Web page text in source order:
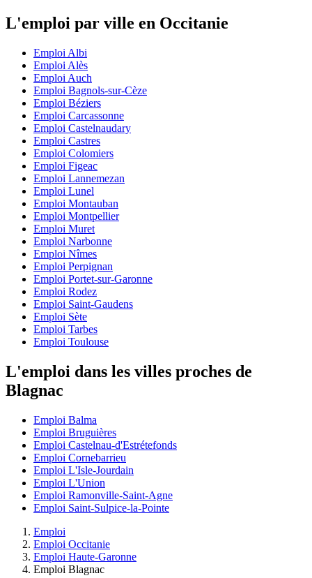
L'emploi par ville en Occitanie
Emploi Albi
Emploi Alès
Emploi Auch
Emploi Bagnols-sur-Cèze
Emploi Béziers
Emploi Carcassonne
Emploi Castelnaudary
Emploi Castres
Emploi Colomiers
Emploi Figeac
Emploi Lannemezan
Emploi Lunel
Emploi Montauban
Emploi Montpellier
Emploi Muret
Emploi Narbonne
Emploi Nîmes
Emploi Perpignan
Emploi Portet-sur-Garonne
Emploi Rodez
Emploi Saint-Gaudens
Emploi Sète
Emploi Tarbes
Emploi Toulouse
L'emploi dans les villes proches de
Blagnac
Emploi Balma
Emploi Bruguières
Emploi Castelnau-d'Estrétefonds
Emploi Cornebarrieu
Emploi L'Isle-Jourdain
Emploi L'Union
Emploi Ramonville-Saint-Agne
Emploi Saint-Sulpice-la-Pointe
Emploi
Emploi Occitanie
Emploi Haute-Garonne
Emploi Blagnac